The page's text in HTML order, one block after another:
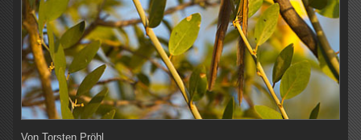
Von Torsten Pröhl